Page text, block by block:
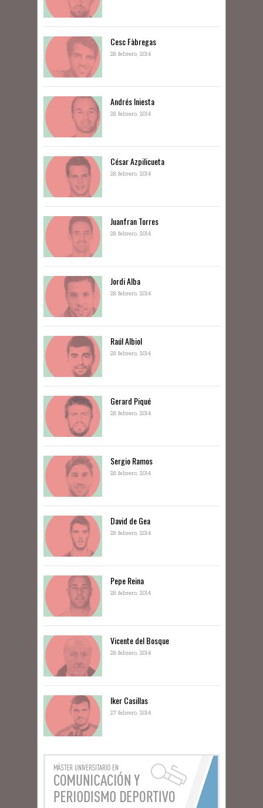
Cesc Fàbregas
28 febrero, 2014
Andrés Iniesta
28 febrero, 2014
César Azpilicueta
28 febrero, 2014
Juanfran Torres
28 febrero, 2014
Jordi Alba
28 febrero, 2014
Raúl Albiol
28 febrero, 2014
Gerard Piqué
28 febrero, 2014
Sergio Ramos
28 febrero, 2014
David de Gea
28 febrero, 2014
Pepe Reina
28 febrero, 2014
Vicente del Bosque
28 febrero, 2014
Iker Casillas
27 febrero, 2014